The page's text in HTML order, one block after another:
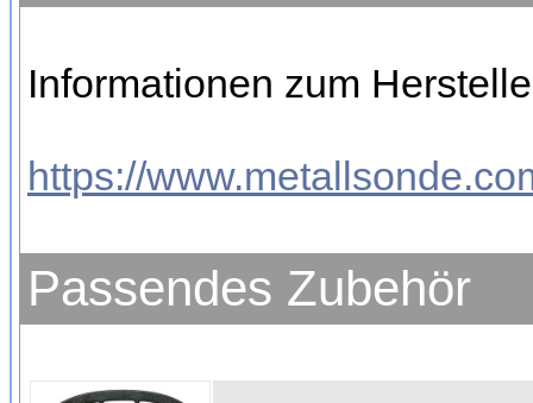
Informationen zum
https://
Passendes Zubehör